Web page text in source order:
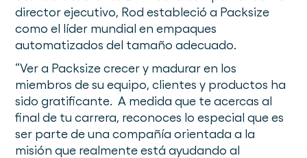
director ejecutivo, Rod estableció a Packsize
como el líder mundial en empaques
automatizados del tamaño adecuado.
“Ver a Packsize crecer y madurar en los
miembros de su equipo, clientes y productos ha
sido gratificante. A medida que te acercas al
final de tu carrera, reconoces lo especial que es
ser parte de una compañía orientada a la
misión que realmente está ayudando al